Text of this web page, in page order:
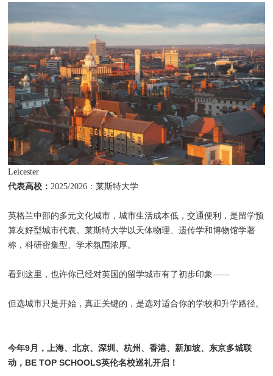
Leicester
代表高校： 2025/2026 ：莱斯特大学
英格兰中部的多元文化城市，城市生活成本低，交通便利，是留学预
算友好型城市代表。莱斯特大学以天体物理、遗传学和博物馆学著
称，科研密集型、学术氛围浓厚。
看到这里，也许你已经对英国的留学城市有了初步印象——
但选城市只是开始，真正关键的，是选对适合你的学校和升学路径。
今年9月，上海、北京、深圳、杭州、香港、新加坡、东京多城联
动，BE TOP SCHOOLS英伦名校巡礼开启！